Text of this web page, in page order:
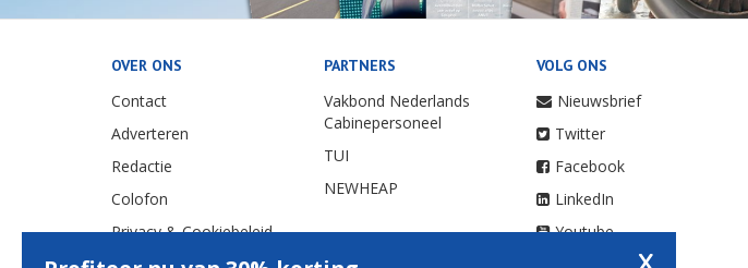
OVER ONS
Contact
Adverteren
Redactie
Colofon
Privacy & Cookiebeleid
Nieuwsscript
PARTNERS
Vakbond Nederlands
Cabinepersoneel
TUI
NEWHEAP
VOLG ONS
Nieuwsbrief
Twitter
Facebook
LinkedIn
Youtube
x